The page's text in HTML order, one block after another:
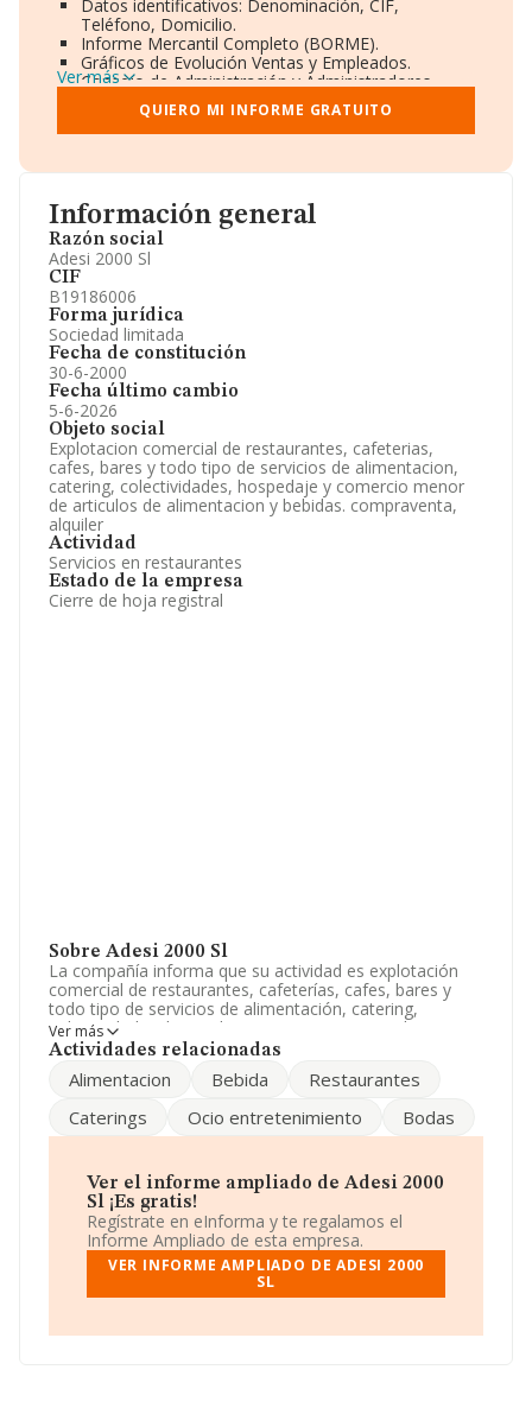
Información general
Razón social
Adesi 2000 Sl
CIF
B19186006
Forma jurídica
Sociedad limitada
Fecha de constitución
30-6-2000
Fecha último cambio
5-6-2026
Objeto social
Explotacion comercial de restaurantes, cafeterias,
cafes, bares y todo tipo de servicios de alimentacion,
catering, colectividades, hospedaje y comercio menor
de articulos de alimentacion y bebidas. compraventa,
alquiler
Actividad
Servicios en restaurantes
Estado de la empresa
Cierre de hoja registral
Sobre Adesi 2000 Sl
La compañía informa que su actividad es explotación
comercial de restaurantes, cafeterías, cafes, bares y
todo tipo de servicios de alimentación, catering,
colectividades, hospedaje y comercio menor de
artículos de alimentación y bebidas. compraventa,
Mercantil como Sociedad Limitada. Su actividad CNAE
actividad en mercados exteriores.
atendiendo a los datos disponibles en INFORMA, ese
número ha estado por encima de la media de sector.
Para comunicarse con sus oficinas, el número de
teléfono es 949393073.
La compañíaAdesi 2000 S.L, con NIF B19186006, se
Guadalajara, Castilla-la Mancha.
Ver más
Actividades relacionadas
Alimentacion Bebida
Restaurantes
Caterings
Ocio entretenimiento Bodas
Ver el informe ampliado de Adesi 2000
Sl ¡Es gratis!
Regístrate en eInforma y te regalamos el
Informe Ampliado de esta empresa.
VER INFORME AMPLIADO DE ADESI 2000
SL
Datos identificativos: Denominación, CIF,
Teléfono, Domicilio.
Informe Mercantil Completo (BORME).
Gráficos de Evolución Ventas y Empleados.
Consejo de Administración y Administradores.
Directivos y Ejecutivos.
Accionistas.
Participaciones y Vinculaciones en otras empresas.
Información oficial y registral complementaria.
Ver más
QUIERO MI INFORME GRATUITO